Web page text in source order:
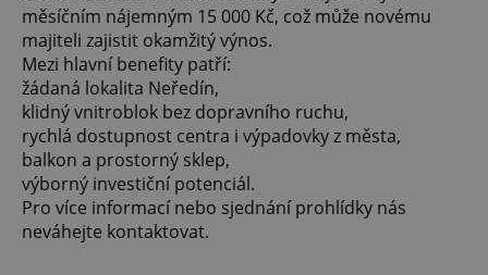
měsíčním nájemným 15 000 Kč, což může novému
majiteli zajistit okamžitý výnos.
Mezi hlavní benefity patří:
žádaná lokalita Neředín,
klidný vnitroblok bez dopravního ruchu,
rychlá dostupnost centra i výpadovky z města,
balkon a prostorný sklep,
výborný investiční potenciál.
Pro více informací nebo sjednání prohlídky nás
neváhejte kontaktovat.